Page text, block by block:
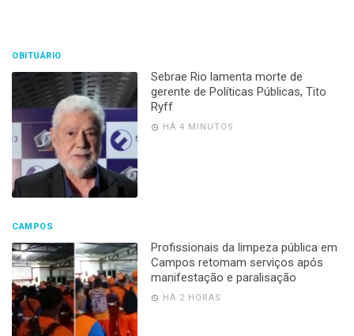
OBITUÁRIO
Sebrae Rio lamenta morte de
gerente de Políticas Públicas, Tito
Ryff
HÁ 4 MINUTOS
CAMPOS
Profissionais da limpeza pública em
Campos retomam serviços após
manifestação e paralisação
HÁ 2 HORAS